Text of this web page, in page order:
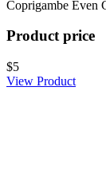
Coprigambe Even
Product price
$5
View Product